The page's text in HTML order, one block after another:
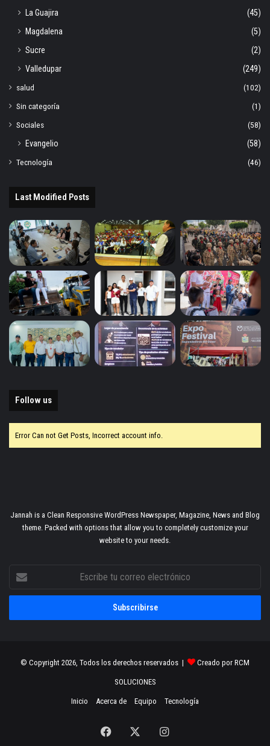
La Guajira
(45)
Magdalena
(5)
Sucre
(2)
Valledupar
(249)
salud
(102)
Sin categoría
(1)
Sociales
(58)
Evangelio
(58)
Tecnología
(46)
Last Modified Posts
Follow us
Error Can not Get Posts, Incorrect account info.
Jannah is a Clean Responsive WordPress Newspaper, Magazine, News and Blog
theme. Packed with options that allow you to completely customize your
website to your needs.
correo
© Copyright 2026, Todos los derechos reservados | Creado por RCM
SOLUCIONES
Inicio Acerca de Equipo Tecnología
Facebook Instagram